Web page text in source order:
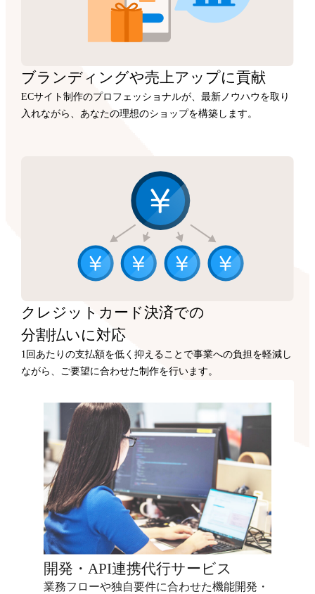
ブランディングや売上アップに貢献
ECサイト制作のプロフェッショナルが、最新ノウハウを取り
入れながら、あなたの理想のショップを構築します。
クレジットカード決済での
分割払いに対応
1回あたりの支払額を低く抑えることで事業への負担を軽減し
ながら、ご要望に合わせた制作を行います。
開発・API連携代行サービス
業務フローや独自要件に合わせた機能開発・